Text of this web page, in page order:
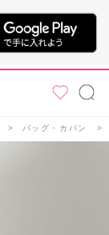
バッグ・カバン